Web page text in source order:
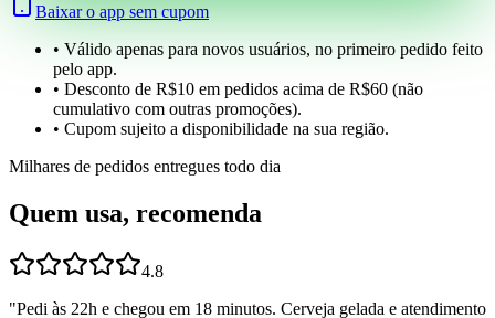
Baixar o app sem cupom
• Válido apenas para novos usuários, no primeiro pedido feito
pelo app.
• Desconto de R$10 em pedidos acima de R$60 (não
cumulativo com outras promoções).
• Cupom sujeito a disponibilidade na sua região.
Milhares de pedidos entregues todo dia
Quem usa, recomenda
4.8
"Pedi às 22h e chegou em 18 minutos. Cerveja gelada e atendimento